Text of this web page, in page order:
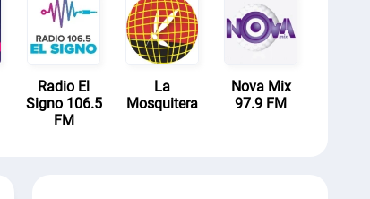
Radio El
Signo 106.5
FM
La
Mosquitera
Nova Mix
97.9 FM